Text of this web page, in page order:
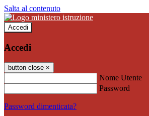
Salta al contenuto
Accedi
Accedi
button close ×
Nome Utente
Password
Password dimenticata?